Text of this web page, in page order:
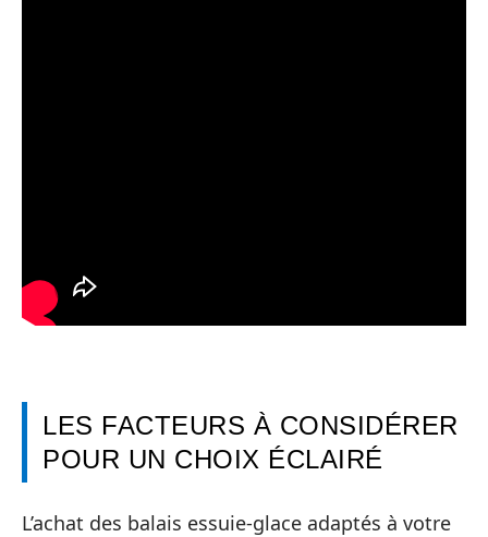
LES FACTEURS À CONSIDÉRER
POUR UN CHOIX ÉCLAIRÉ
L’achat des balais essuie-glace adaptés à votre